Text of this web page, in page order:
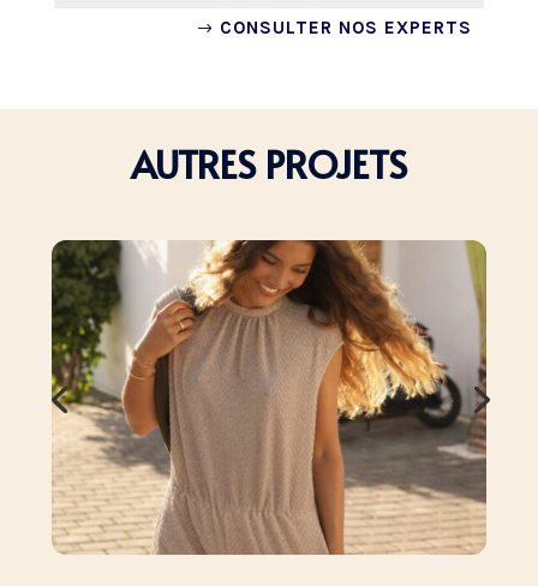
CONSULTER NOS EXPERTS
AUTRES PROJETS